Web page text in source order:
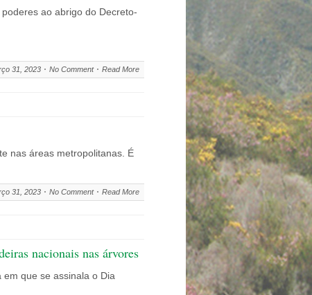
ao abrigo do Decreto-
31, 2023 No Comment Read More
nas áreas metropolitanas. É
31, 2023 No Comment Read More
nacionais nas árvores
que se assinala o Dia